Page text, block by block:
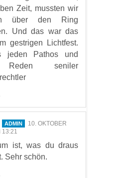
Zeit, mussten wir
über den Ring
Und das war das
gestrigen Lichtfest.
jeden Pathos und
seniler
10. OKTOBER
13:21
ist, was du draus
Sehr schön.